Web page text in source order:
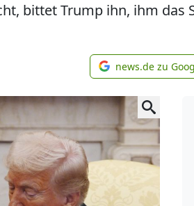
bittet Trump ihn, ihm das
news.de zu